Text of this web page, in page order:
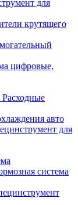
для
крутящего
цифровые,
Расходные
авто
для
система